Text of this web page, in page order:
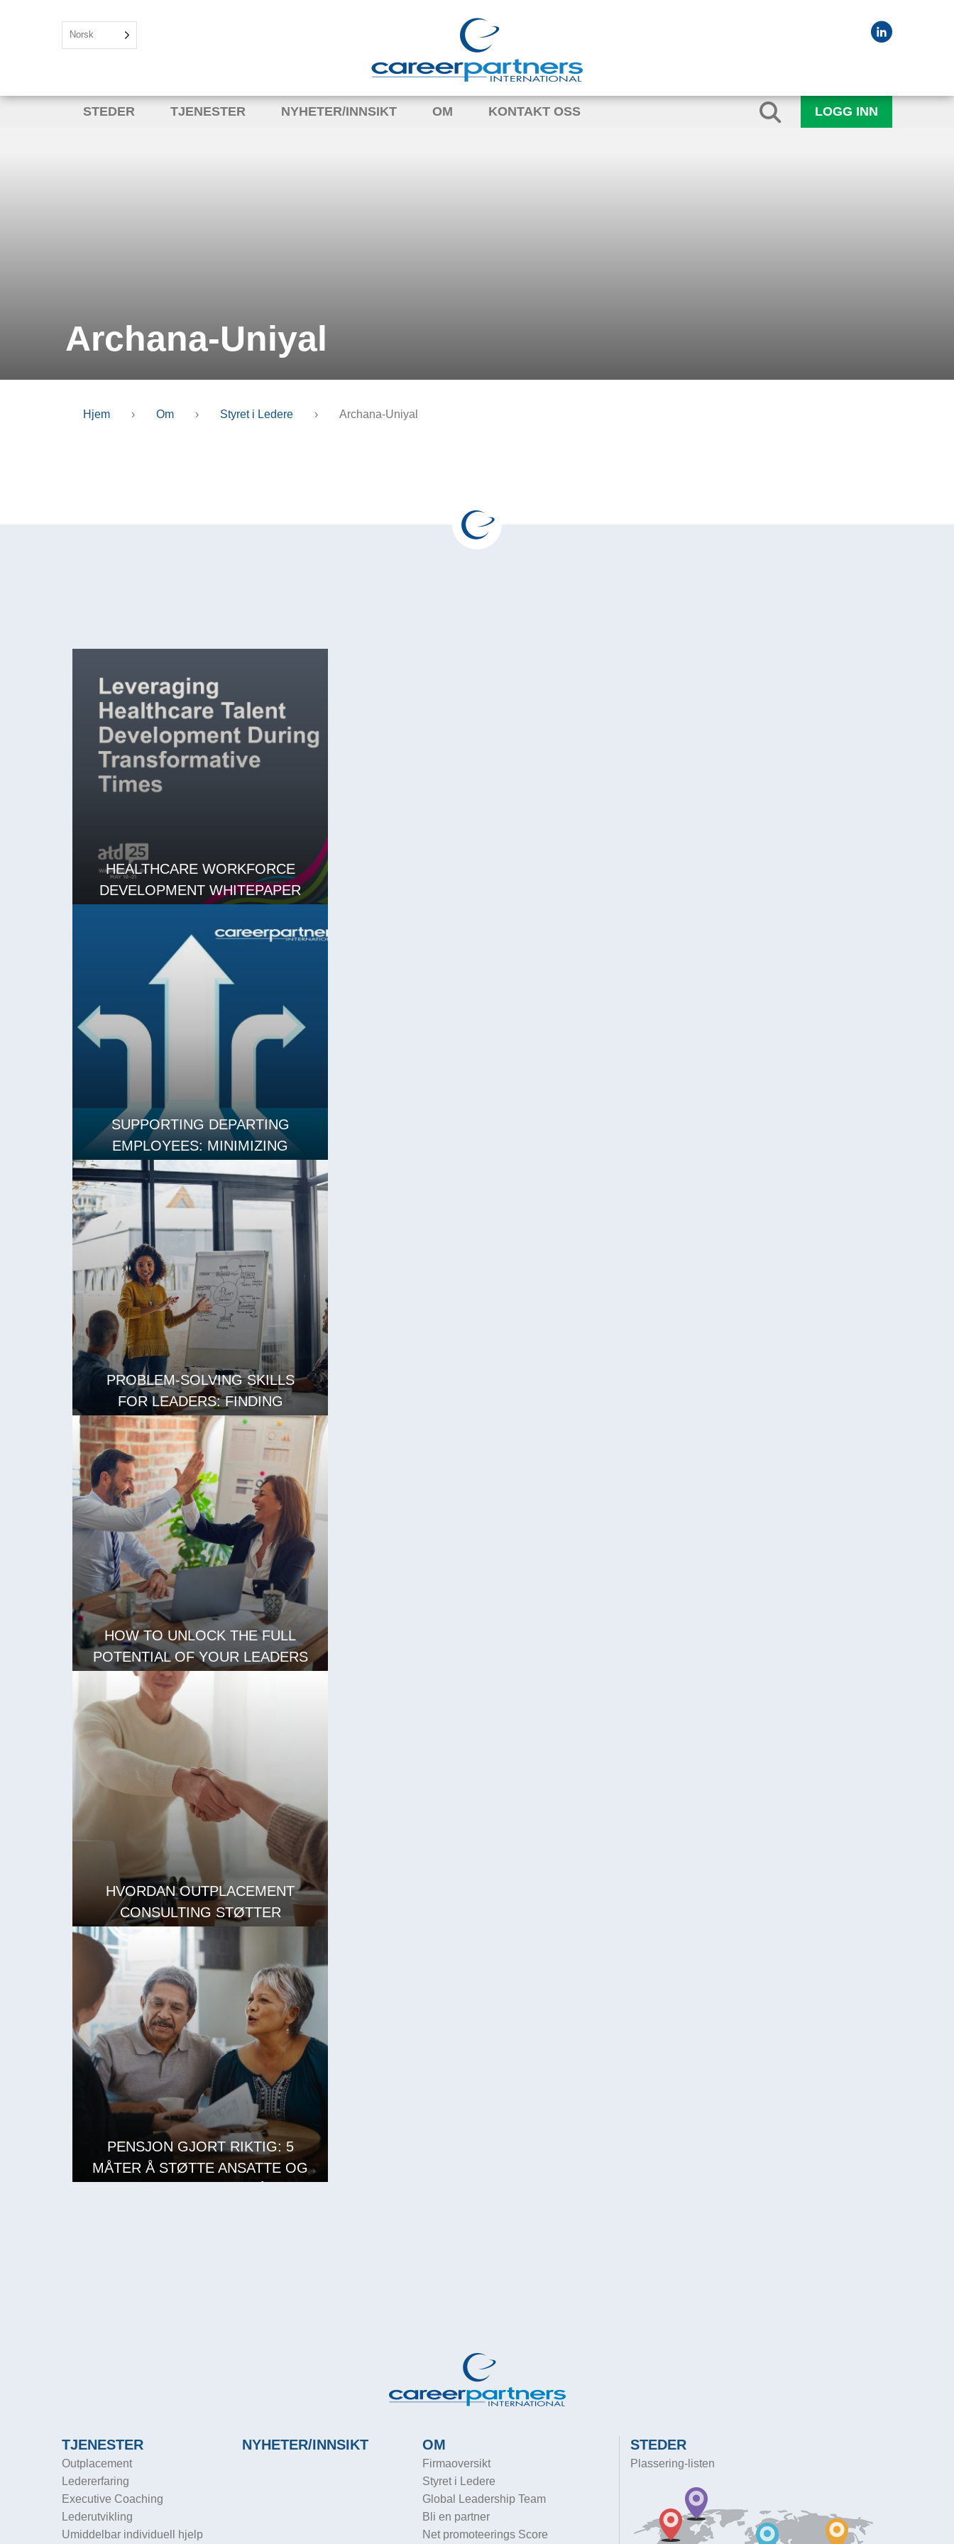
Norsk
STEDER TJENESTER NYHETER/INNSIKT OM KONTAKT OSS LOGG INN
Archana-Uniyal
Hjem › Om › Styret i Ledere › Archana-Uniyal
HEALTHCARE WORKFORCE
DEVELOPMENT WHITEPAPER
LES MER
SUPPORTING DEPARTING
EMPLOYEES: MINIMIZING
DISRUPTION AND MAINTAINING
MORALE
PROBLEM-SOLVING SKILLS
FOR LEADERS: FINDING
CREATIVE SOLUTIONS
LES MER
HOW TO UNLOCK THE FULL
POTENTIAL OF YOUR LEADERS
LES MER
HVORDAN OUTPLACEMENT
CONSULTING STØTTER
FORDREVNE ANSATTE
LES MER
PENSJON GJORT RIKTIG: 5
MÅTER Å STØTTE ANSATTE OG
TJENESTER
Outplacement
Ledererfaring
Executive Coaching
Lederutvikling
Umiddelbar individuell hjelp
NYHETER/INNSIKT OM
Firmaoversikt
Styret i Ledere
Global Leadership Team
Bli en partner
Net promoteerings Score
STEDER
Plassering-listen